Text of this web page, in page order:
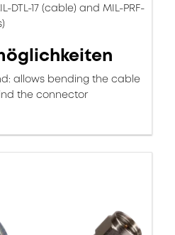
DTL-17 (cable) and MIL-PRF-
allows bending the cable
the connector